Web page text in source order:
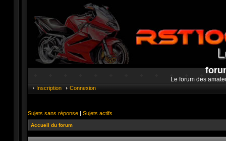
Le forum des
Inscription Connexion
Sujets sans réponse | Sujets actifs
Accueil du forum